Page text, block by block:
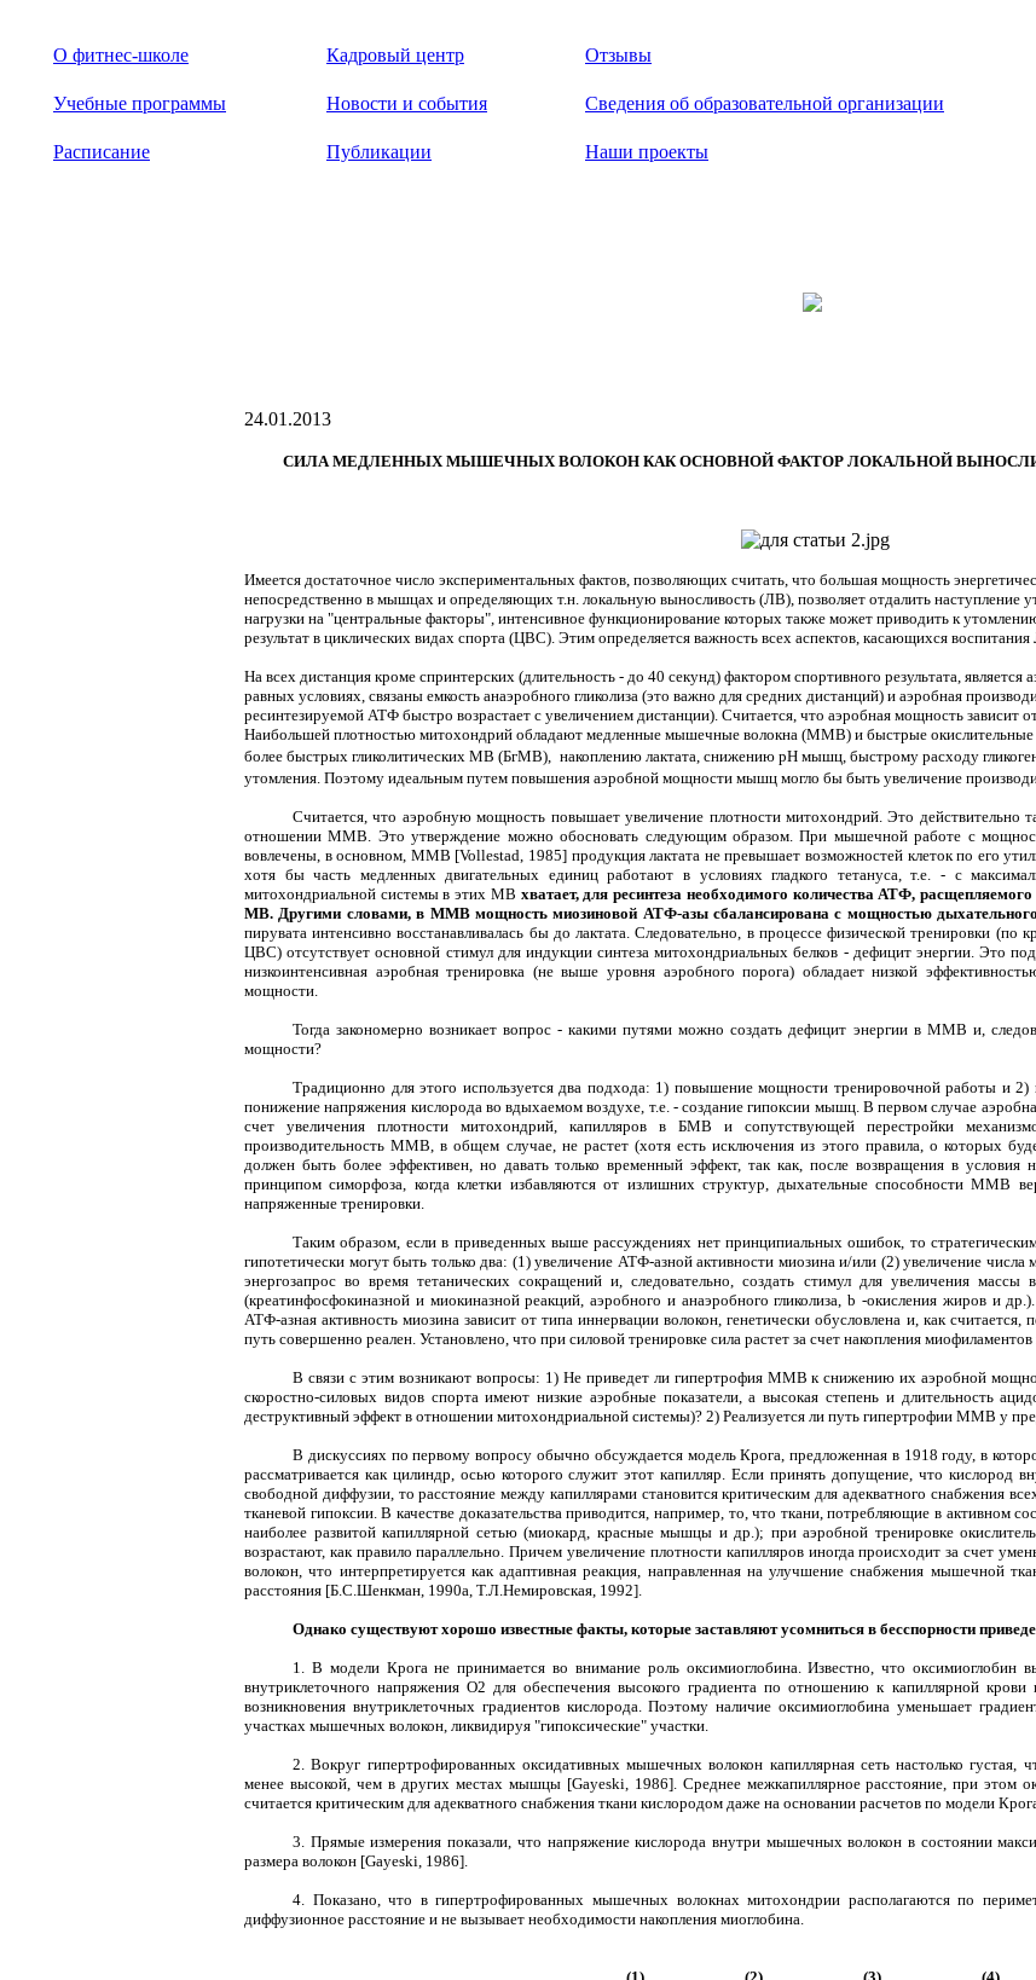
О фитнес-школе Кадровый центр Отзывы
Учебные программы Новости и события Сведения об образовательной организации
Расписание Публикации Наши проекты
24.01.2013
СИЛА МЕДЛЕННЫХ МЫШЕЧНЫХ ВОЛОКОН КАК ОСНОВНОЙ ФАКТОР ЛОКАЛЬНОЙ
Имеется достаточное число экспериментальных фактов, позволяющих считать, что большая мощность
непосредственно в мышцах и определяющих т.н. локальную выносливость (ЛВ), позволяет отдалить наступление
нагрузки на "центральные факторы", интенсивное функционирование которых также может приводить к
результат в циклических видах спорта (ЦВС). Этим определяется важность всех аспектов, касающихся
На всех дистанция кроме спринтерских (длительность - до 40 секунд) фактором спортивного результата,
равных условиях, связаны емкость анаэробного гликолиза (это важно для средних дистанций) и аэробная
ресинтезируемой АТФ быстро возрастает с увеличением дистанции). Считается, что аэробная мощность зависит
Наибольшей плотностью митохондрий обладают медленные мышечные волокна (ММВ) и быстрые
более быстрых гликолитических МВ (БгМВ), накоплению лактата, снижению рН мышц, быстрому расходу
утомления. Поэтому идеальным путем повышения аэробной мощности мышц могло бы быть увеличение
Считается, что аэробную мощность повышает увеличение плотности митохондрий. Это
отношении ММВ. Это утверждение можно обосновать следующим образом. При мышечной работе с
вовлечены, в основном, ММВ [Vollestad, 1985] продукция лактата не превышает возможностей клеток по его
хотя бы часть медленных двигательных единиц работают в условиях гладкого тетануса, т.е. - с
митохондриальной системы в этих МВ хватает, для ресинтеза необходимого количества АТФ,
МВ. Другими словами, в ММВ мощность миозиновой АТФ-азы сбалансирована с мощностью
пирувата интенсивно восстанавливалась бы до лактата. Следовательно, в процессе физической тренировки
ЦВС) отсутствует основной стимул для индукции синтеза митохондриальных белков - дефицит энергии. Это
низкоинтенсивная аэробная тренировка (не выше уровня аэробного порога) обладает низкой
мощности.
Тогда закономерно возникает вопрос - какими путями можно создать дефицит энергии в ММВ и,
мощности?
Традиционно для этого используется два подхода: 1) повышение мощности тренировочной работы и 2)
понижение напряжения кислорода во вдыхаемом воздухе, т.е. - создание гипоксии мышц. В первом случае
счет увеличения плотности митохондрий, капилляров в БМВ и сопутствующей перестройки
производительность ММВ, в общем случае, не растет (хотя есть исключения из этого правила, о которых
должен быть более эффективен, но давать только временный эффект, так как, после возвращения в условия
принципом симорфоза, когда клетки избавляются от излишних структур, дыхательные способности ММВ
напряженные тренировки.
Таким образом, если в приведенных выше рассуждениях нет принципиальных ошибок, то
гипотетически могут быть только два: (1) увеличение АТФ-азной активности миозина и/или (2) увеличение
энергозапрос во время тетанических сокращений и, следовательно, создать стимул для увеличения массы
(креатинфосфокиназной и миокиназной реакций, аэробного и анаэробного гликолиза, b -окисления жиров и
АТФ-азная активность миозина зависит от типа иннервации волокон, генетически обусловлена и, как
путь совершенно реален. Установлено, что при силовой тренировке сила растет за счет накопления
В связи с этим возникают вопросы: 1) Не приведет ли гипертрофия ММВ к снижению их аэробной
скоростно-силовых видов спорта имеют низкие аэробные показатели, а высокая степень и длительность
деструктивный эффект в отношении митохондриальной системы)? 2) Реализуется ли путь гипертрофии ММВ у
В дискуссиях по первому вопросу обычно обсуждается модель Крога, предложенная в 1918 году, в
рассматривается как цилиндр, осью которого служит этот капилляр. Если принять допущение, что кислород
свободной диффузии, то расстояние между капиллярами становится критическим для адекватного снабжения
тканевой гипоксии. В качестве доказательства приводится, например, то, что ткани, потребляющие в активном
наиболее развитой капиллярной сетью (миокард, красные мышцы и др.); при аэробной тренировке
возрастают, как правило параллельно. Причем увеличение плотности капилляров иногда происходит за счет
волокон, что интерпретируется как адаптивная реакция, направленная на улучшение снабжения мышечной
расстояния [Б.С.Шенкман, 1990а, Т.Л.Немировская, 1992].
Однако существуют хорошо известные факты, которые заставляют усомниться в бесспорности
1. В модели Крога не принимается во внимание роль оксимиоглобина. Известно, что оксимиоглобин
внутриклеточного напряжения О2 для обеспечения высокого градиента по отношению к капиллярной
возникновения внутриклеточных градиентов кислорода. Поэтому наличие оксимиоглобина уменьшает
участках мышечных волокон, ликвидируя "гипоксические" участки.
2. Вокруг гипертрофированных оксидативных мышечных волокон капиллярная сеть настолько густая,
менее высокой, чем в других местах мышцы [Gayeski, 1986]. Среднее межкапиллярное расстояние, при этом
считается критическим для адекватного снабжения ткани кислородом даже на основании расчетов по модели
3. Прямые измерения показали, что напряжение кислорода внутри мышечных волокон в состоянии
размера волокон [Gayeski, 1986].
4. Показано, что в гипертрофированных мышечных волокнах митохондрии располагаются по
диффузионное расстояние и не вызывает необходимости накопления миоглобина.